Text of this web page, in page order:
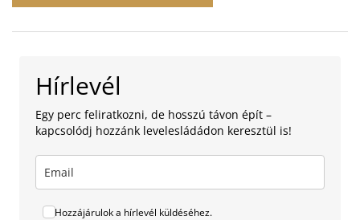
Hírlevél
Egy perc feliratkozni, de hosszú távon épít –
kapcsolódj hozzánk levelesládádon keresztül is!
Hozzájárulok a hírlevél küldéséhez.